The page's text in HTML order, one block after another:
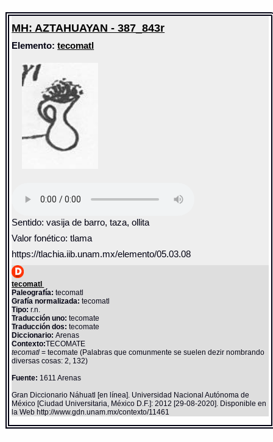
MH: AZTAHUAYAN - 387_843r
Elemento:tecomatl
Sentido: vasija de barro, taza, ollita
Valor fonético: tlama
https://tlachia.iib.unam.mx/elemento/05.03.08
tecomatl
Paleografía: tecomatl
Grafía normalizada: tecomatl
Tipo: r.n.
Traducción uno: tecomate
Traducción dos: tecomate
Diccionario:Arenas
Contexto:TECOMATE
tecomatl= tecomate (Palabras que comunmente se suelen dezir nombrando
diversas cosas: 2, 132)
Fuente: 1611 Arenas
Gran Diccionario Náhuatl [en línea]. Universidad Nacional Autónoma de
México [Ciudad Universitaria, México D.F.]: 2012 [29-08-2020]. Disponible en
la Web http://www.gdn.unam.mx/contexto/11461